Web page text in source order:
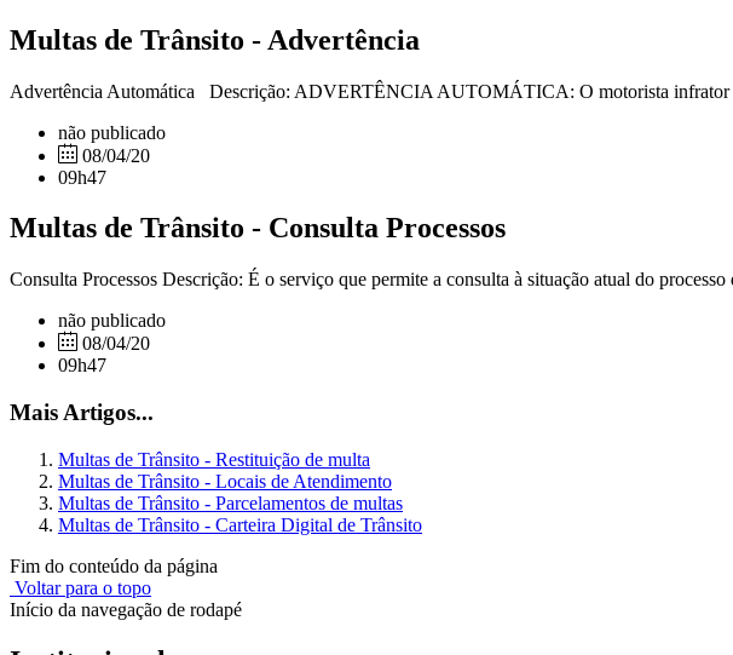
Multas de Trânsito - Advertência
Advertência Automática Descrição: ADVERTÊNCIA AUTOMÁTICA: O motorista infrator
não publicado
08/04/20
09h47
Multas de Trânsito - Consulta Processos
Consulta Processos Descrição: É o serviço que permite a consulta à situação atual do
não publicado
08/04/20
09h47
Mais Artigos...
Multas de Trânsito - Restituição de multa
Multas de Trânsito - Locais de Atendimento
Multas de Trânsito - Parcelamentos de multas
Multas de Trânsito - Carteira Digital de Trânsito
Fim do conteúdo da página
Voltar para o topo
Início da navegação de rodapé